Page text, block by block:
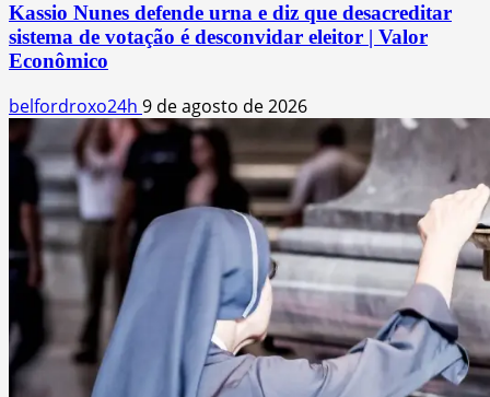
Kassio Nunes defende urna e diz que desacreditar
sistema de votação é desconvidar eleitor | Valor
Econômico
belfordroxo24h 9 de agosto de 2026